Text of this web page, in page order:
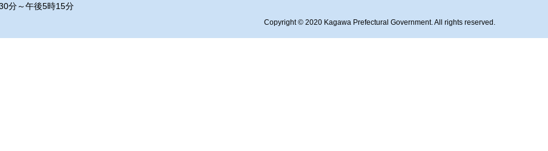
分～午後5時15分
Copyright © 2020 Kagawa Prefectural Government. All rights reserved.